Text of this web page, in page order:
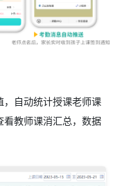
自动统计授课老师课
教师课消汇总，数据